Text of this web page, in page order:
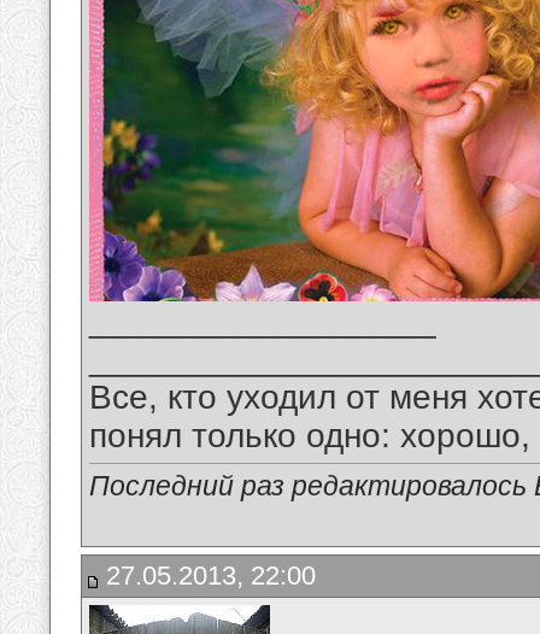
Все, кто уходил от меня
понял только одно:
Последний раз
27.05.2013, 22:00